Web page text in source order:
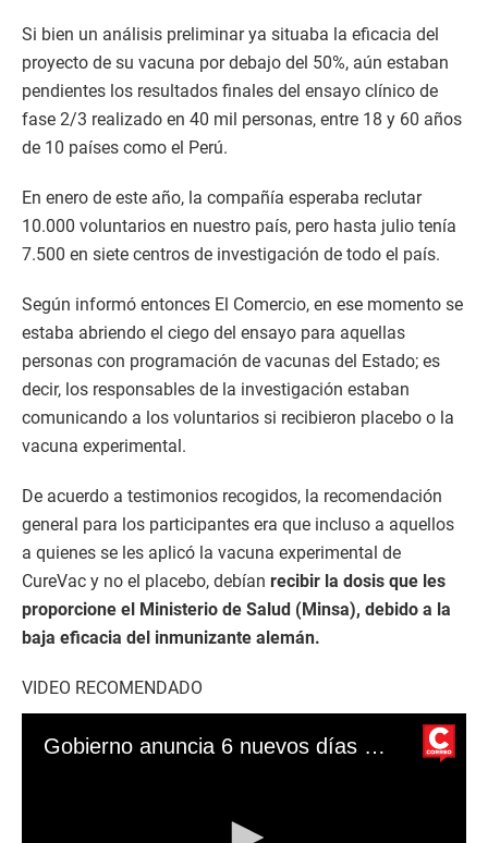
Si bien un análisis preliminar ya situaba la eficacia del
proyecto de su vacuna por debajo del 50%, aún estaban
pendientes los resultados finales del ensayo clínico de
fase 2/3 realizado en 40 mil personas, entre 18 y 60 años
de 10 países como el Perú.
En enero de este año, la compañía esperaba reclutar
10.000 voluntarios en nuestro país, pero hasta julio tenía
7.500 en siete centros de investigación de todo el país.
Según informó entonces El Comercio, en ese momento se
estaba abriendo el ciego del ensayo para aquellas
personas con programación de vacunas del Estado; es
decir, los responsables de la investigación estaban
comunicando a los voluntarios si recibieron placebo o la
vacuna experimental.
De acuerdo a testimonios recogidos, la recomendación
general para los participantes era que incluso a aquellos
a quienes se les aplicó la vacuna experimental de
CureVac y no el placebo, debían recibir la dosis que les
proporcione el Ministerio de Salud (Minsa), debido a la
baja eficacia del inmunizante alemán.
VIDEO RECOMENDADO
Gobierno anuncia 6 nuevos días no laborables: mira aquí cuáles son las fechas